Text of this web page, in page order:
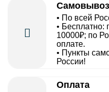
Самовывоз
• По всей
• Бесплатно:
10000₽; по
оплате.
• Пункты
России!
Оплата